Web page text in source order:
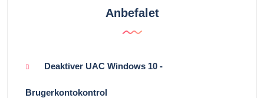
Anbefalet
Deaktiver UAC Windows 10 -
Brugerkontokontrol